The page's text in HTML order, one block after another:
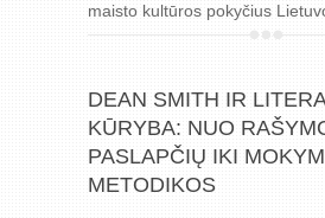
maisto kultūros pokyčius
DEAN SMITH IR
KŪRYBA: NUO
PASLAPČIŲ IKI
METODIKOS